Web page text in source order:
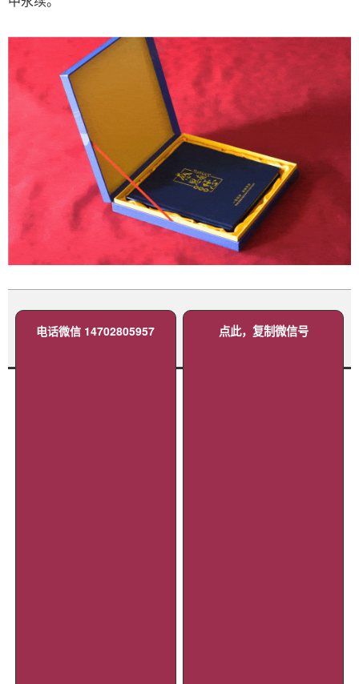
电话微信 14702805957 点此，复制微信号